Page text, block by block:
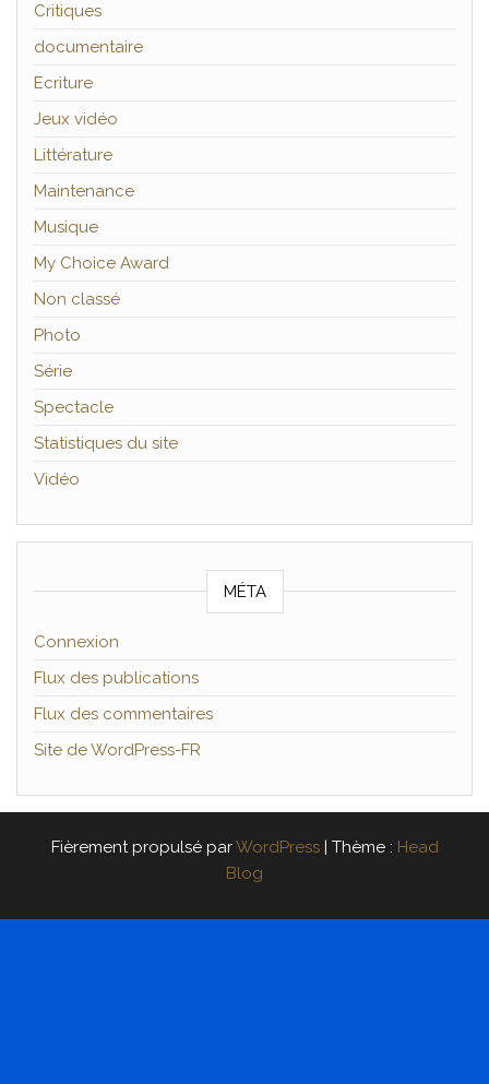
Critiques
documentaire
Ecriture
Jeux vidéo
Littérature
Maintenance
Musique
My Choice Award
Non classé
Photo
Série
Spectacle
Statistiques du site
Vidéo
MÉTA
Connexion
Flux des publications
Flux des commentaires
Site de WordPress-FR
Fièrement propulsé parWordPress | Thème : Head
Blog